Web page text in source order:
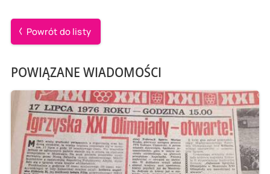
Powrót do listy
POWIĄZANE WIADOMOŚCI